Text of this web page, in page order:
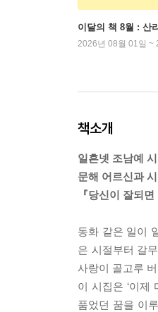
이달의 책 8월 : 산
2026년 08월 01일 ~
책소개
일흔넷 조남예
문해 어르신과
『당신이 잘되
동화 같은 일이
은 시절부터 갈
사랑이 골고루
이 시집은 ‘이제
품었던 꿈을 이